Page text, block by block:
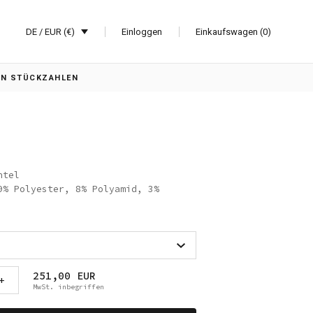
DE / EUR (€) Einloggen Einkaufswagen (0)
STÜCKZAHLEN
Polyester, 8% Polyamid, 3%
+ 251,00 EUR
MwSt. inbegriffen